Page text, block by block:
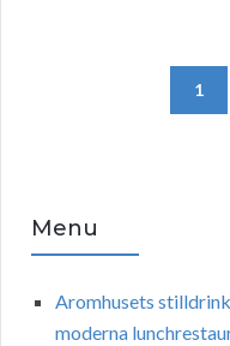
1
Menu
Aromhusets
moderna